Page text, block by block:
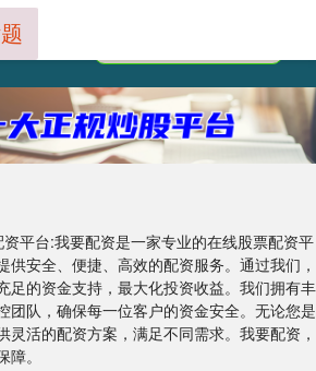
平台:我要配资是一家专业的在线股票配资平
供安全、便捷、高效的配资服务。通过我们，
足的资金支持，最大化投资收益。我们拥有丰
团队，确保每一位客户的资金安全。无论您是
灵活的配资方案，满足不同需求。我要配资，
。